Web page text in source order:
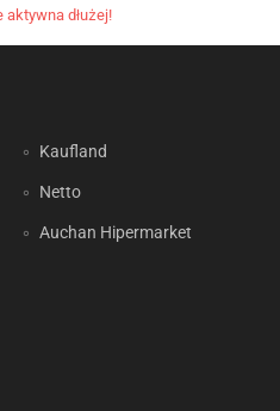
aktywna dłużej!
Kaufland
Netto
Auchan Hipermarket